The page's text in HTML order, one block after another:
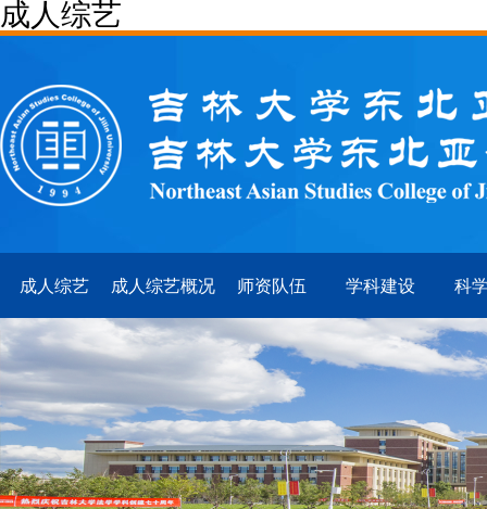
成人综艺
成人综艺 成人综艺概况 师资队伍 学科建设 科